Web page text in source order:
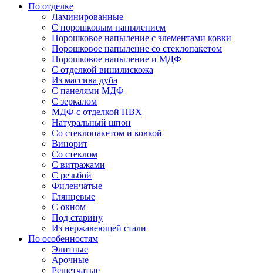
По отделке
Ламинированные
С порошковым напылением
Порошковое напыление с элементами ковки
Порошковое напыление со стеклопакетом
Порошковое напыление и МДФ
С отделкой винилискожа
Из массива дуба
С панелями МДФ
С зеркалом
МДФ с отделкой ПВХ
Натуральный шпон
Со стеклопакетом и ковкой
Винорит
Со стеклом
С витражами
С резьбой
Филенчатые
Глянцевые
С окном
Под старину
Из нержавеющей стали
По особенностям
Элитные
Арочные
Решетчатые